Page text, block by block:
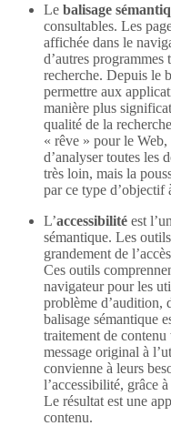
Le balisage
consultables. Les
affichée dans le
d’autres programmes
recherche. Depuis le
permettre aux
manière plus
qualité de la
« rêve » pour le Web,
d’analyser toutes les
très loin, mais la
par ce type d’objectif
L’accessibilité est
sémantique. Les
grandement de
Ces outils
navigateur pour les
problème d’audition,
balisage sémantique
traitement de
message original à
convienne à leurs
l’accessibilité, grâce
Le résultat est une
contenu.